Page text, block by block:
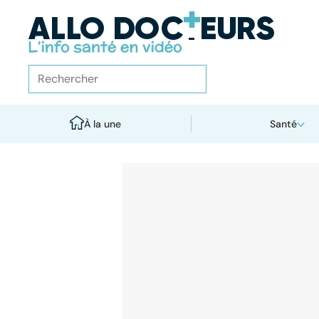
À la une Santé